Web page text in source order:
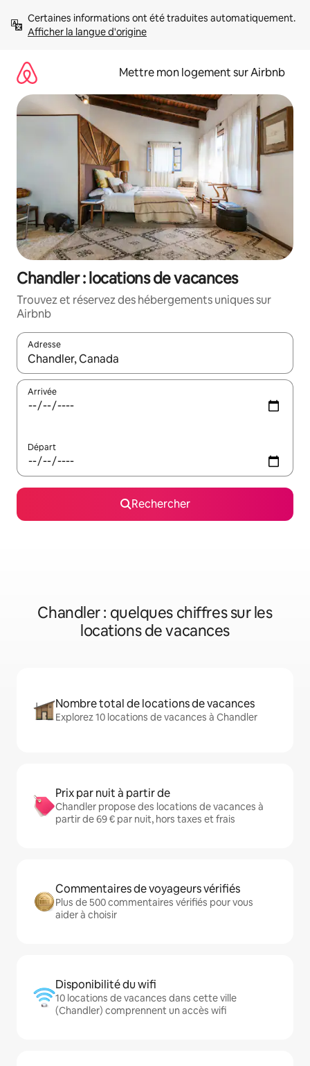
directement
Afficher la langue d'origine
Mettre mon logement sur Airbnb
Chandler : locations de vacances
Trouvez et réservez des hébergements uniques sur
Airbnb
Adresse
Lorsque les résultats s'affichent, utilisez les flèches vers le
Arrivée
Départ
Rechercher
Chandler : quelques chiffres sur les
locations de vacances
Nombre total de locations de vacances
Explorez 10 locations de vacances à Chandler
Prix par nuit à partir de
Chandler propose des locations de vacances à
partir de 69 € par nuit, hors taxes et frais
Commentaires de voyageurs vérifiés
Plus de 500 commentaires vérifiés pour vous
aider à choisir
Disponibilité du wifi
10 locations de vacances dans cette ville
(Chandler) comprennent un accès wifi